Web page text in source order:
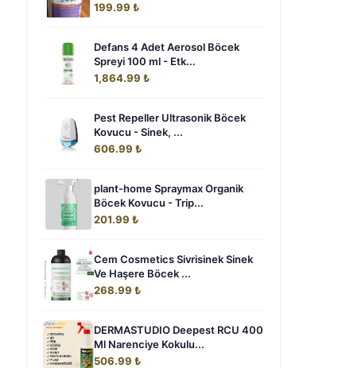
199.99 ₺
Defans 4 Adet Aerosol Böcek
Spreyi 100 ml - Etk...
1,864.99 ₺
Pest Repeller Ultrasonik Böcek
Kovucu - Sinek, ...
606.99 ₺
plant-home Spraymax Organik
Böcek Kovucu - Trip...
201.99 ₺
Cem Cosmetics Sivrisinek Sinek
Ve Haşere Böcek ...
268.99 ₺
DERMASTUDIO Deepest RCU 400
Ml Narenciye Kokulu...
506.99 ₺